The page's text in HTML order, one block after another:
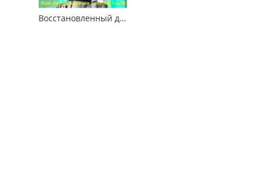
Восстановленный двигатель Cummins 6BT5.9 для строительных машин